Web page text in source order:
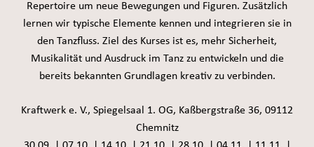
Repertoire um neue Bewegungen und Figuren. Zusätzlich
lernen wir typische Elemente kennen und integrieren sie in
den Tanzfluss. Ziel des Kurses ist es, mehr Sicherheit,
Musikalität und Ausdruck im Tanz zu entwickeln und die
bereits bekannten Grundlagen kreativ zu verbinden.
Kraftwerk e. V., Spiegelsaal 1. OG, Kaßbergstraße 36, 09112
Chemnitz